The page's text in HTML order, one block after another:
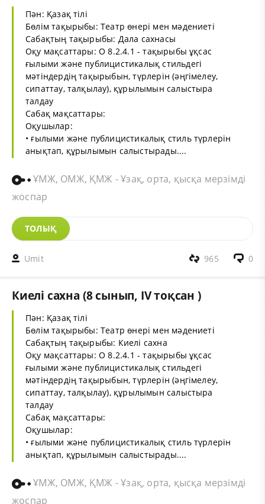
Пән: Қазақ тілі
Бөлім тақырыбы: Театр өнері мен мәдениеті
Сабақтың тақырыбы: Дала сахнасы
Оқу мақсаттары: О 8.2.4.1 - тақырыбы ұқсас
ғылыми және публицистикалық стильдегі
мәтіндердің тақырыбын, түрлерін (әңгімелеу,
сипаттау, талқылау), құрылымын салыстыра
талдау
Сабақ мақсаттары:
Оқушылар:
• ғылыми және публицистикалық стиль түрлерін
анықтап, құрылымын салыстырады....
ҰМЖ, ОМЖ, ҚМЖ - Ұзақ, орта, қысқа мерзімді
жоспар
ТОЛЫҚ
Umit 0
965
Киелі сахна (8 сынып, IV тоқсан )
Пән: Қазақ тілі
Бөлім тақырыбы: Театр өнері мен мәдениеті
Сабақтың тақырыбы: Киелі сахна
Оқу мақсаттары: О 8.2.4.1 - тақырыбы ұқсас
ғылыми және публицистикалық стильдегі
мәтіндердің тақырыбын, түрлерін (әңгімелеу,
сипаттау, талқылау), құрылымын салыстыра
талдау
Сабақ мақсаттары:
Оқушылар:
• ғылыми және публицистикалық стиль түрлерін
анықтап, құрылымын салыстырады....
ҰМЖ, ОМЖ, ҚМЖ - Ұзақ, орта, қысқа мерзімді
жоспар